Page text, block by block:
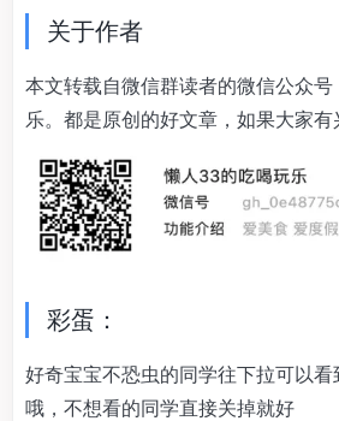
关于作者
本文转载自微信群读者的微信公众
乐。都是原创的好文章，如果大家有
彩蛋：
好奇宝宝不恐虫的同学往下拉可以
哦，不想看的同学直接关掉就好